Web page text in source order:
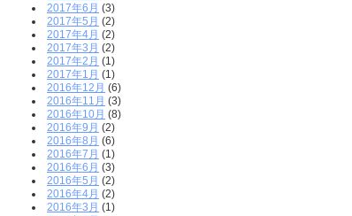
2017年6月 (3)
2017年5月 (2)
2017年4月 (2)
2017年3月 (2)
2017年2月 (1)
2017年1月 (1)
2016年12月 (6)
2016年11月 (3)
2016年10月 (8)
2016年9月 (2)
2016年8月 (6)
2016年7月 (1)
2016年6月 (3)
2016年5月 (2)
2016年4月 (2)
2016年3月 (1)